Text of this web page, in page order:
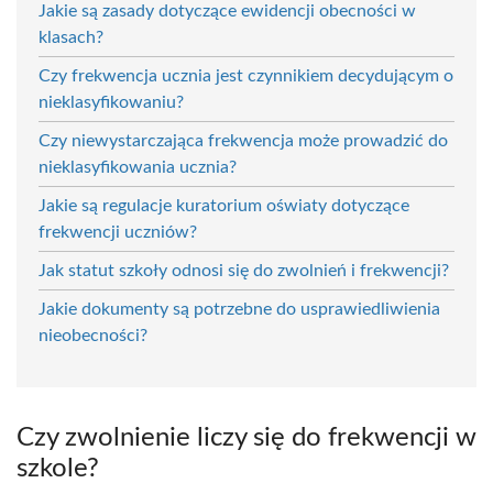
Jakie są zasady dotyczące ewidencji obecności w
klasach?
Czy frekwencja ucznia jest czynnikiem decydującym o
nieklasyfikowaniu?
Czy niewystarczająca frekwencja może prowadzić do
nieklasyfikowania ucznia?
Jakie są regulacje kuratorium oświaty dotyczące
frekwencji uczniów?
Jak statut szkoły odnosi się do zwolnień i frekwencji?
Jakie dokumenty są potrzebne do usprawiedliwienia
nieobecności?
Czy zwolnienie liczy się do frekwencji w
szkole?